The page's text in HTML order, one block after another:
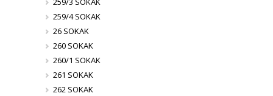
259/4 SOKAK
26 SOKAK
260 SOKAK
260/1 SOKAK
261 SOKAK
262 SOKAK